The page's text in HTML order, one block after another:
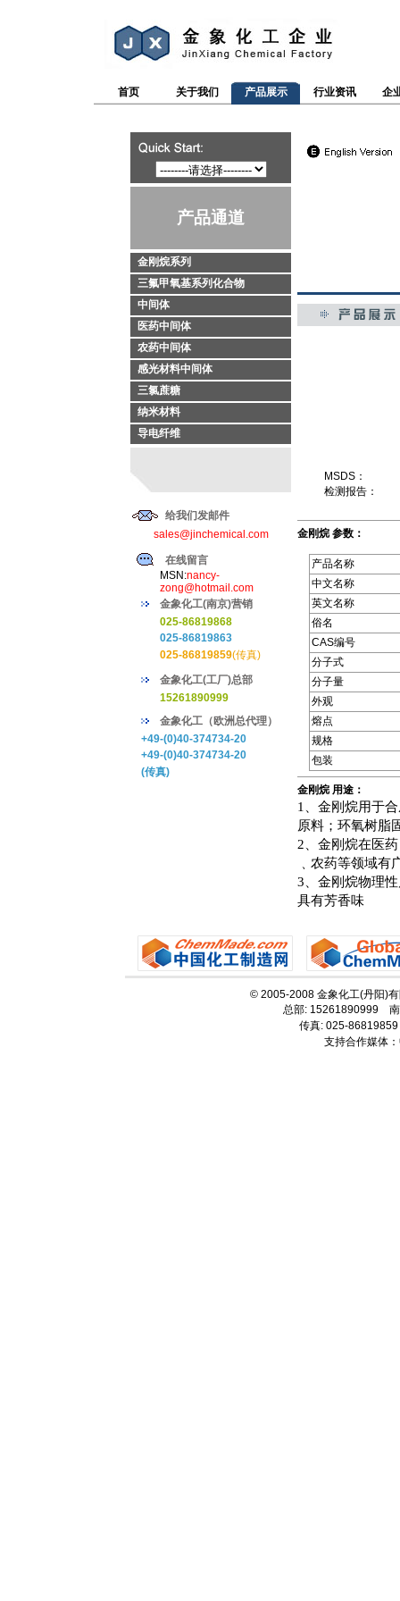
首页 关于我们 产品展示 行业资讯 企
产品通道
金刚烷系列
三氟甲氧基系列化合物
中间体
医药中间体
农药中间体
感光材料中间体
三氯蔗糖
纳米材料
导电纤维
给我们发邮件
sales@jinchemical.com
在线留言
MSN:nancy-
zong@hotmail.com
金象化工(南京)营销
025-86819868
025-86819863
025-86819859(传真)
金象化工(工厂)总部
15261890999
金象化工（欧洲总代理）
+49-(0)40-374734-20
+49-(0)40-374734-20
(传真)
MSDS：
检测报告：
金刚烷 参数：
产品名称
中文名称
英文名称
俗名
CAS编号
分子式
分子量
外观
熔点
规格
包装
金刚烷 用途：
1、金刚烷用于
原料；环氧树脂
2、金刚烷在医
﹑农药等领域
3、金刚烷物理
具有芳香味
© 2005-2008 金象化工(丹阳)
总部: 15261890999
传真: 025-
支持合作媒体：